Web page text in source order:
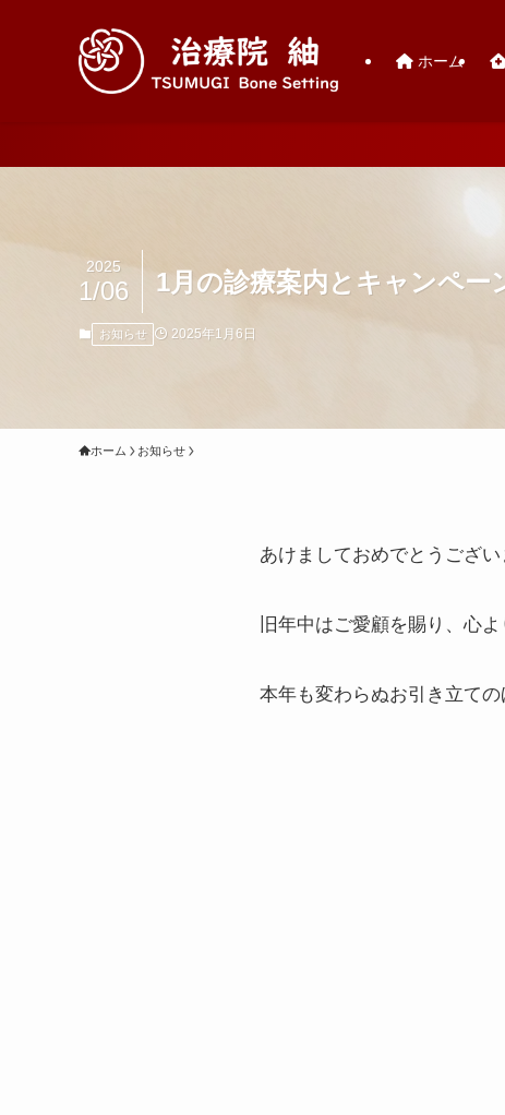
ホーム
1月の診療案内とキャンペー
2025
1/06
お知らせ 2025年1月6日
ホーム お知らせ
あけましておめでとうござい
旧年中はご愛顧を賜り、心
本年も変わらぬお引き立て